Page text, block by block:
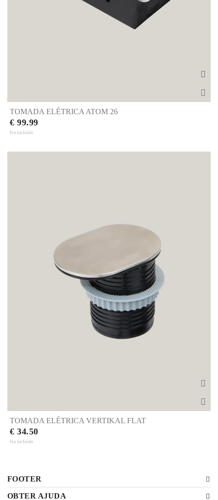
TOMADA ELÉTRICA ATOM 26
€ 99.99
Iva incluído
TOMADA ELÉTRICA VERTIKAL FLAT
€ 34.50
Iva incluído
FOOTER
OBTER AJUDA